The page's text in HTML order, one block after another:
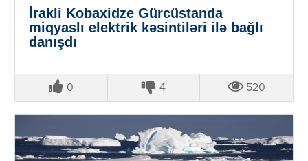
İrakli Kobaxidze Gürcüstanda
miqyaslı elektrik kəsintiləri ilə bağlı
danışdı
0 4 520